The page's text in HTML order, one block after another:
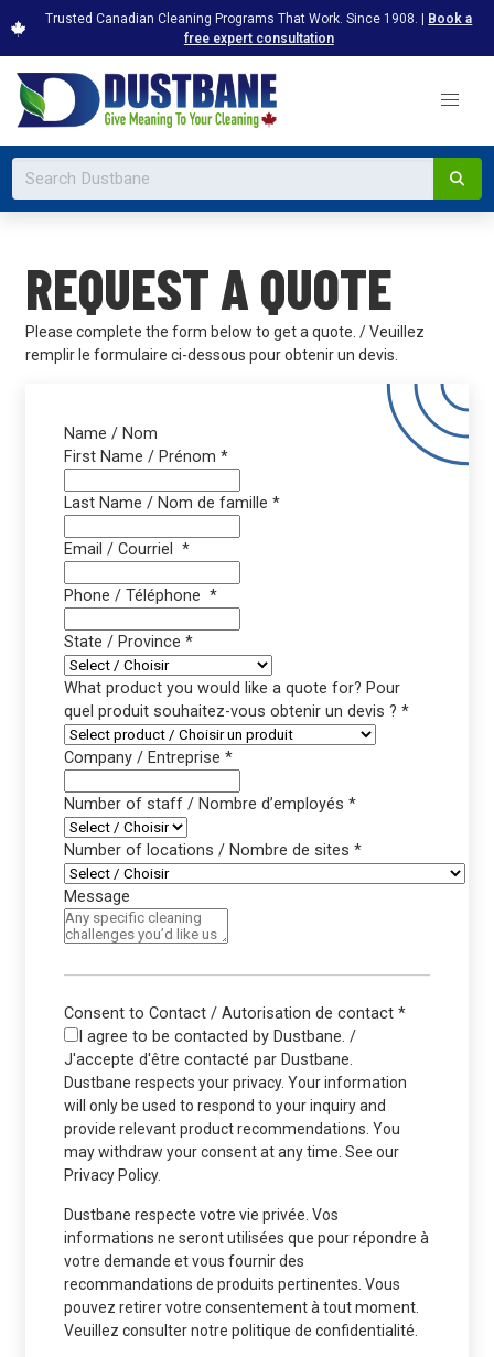
Trusted Canadian Cleaning Programs That Work. Since 1908. | Book a
free expert consultation
REQUEST A QUOTE
Please complete the form below to get a quote. / Veuillez
remplir le formulaire ci-dessous pour obtenir un devis.
Name / Nom
First Name / Prénom *
Last Name / Nom de famille *
Email / Courriel *
Phone / Téléphone *
State / Province *
What product you would like a quote for? Pour
quel produit souhaitez-vous obtenir un devis ? *
Company / Entreprise *
Number of staff / Nombre d’employés *
Number of locations / Nombre de sites *
Message
Consent to Contact / Autorisation de contact *
I agree to be contacted by Dustbane. /
J'accepte d'être contacté par Dustbane.
Dustbane respects your privacy. Your information
will only be used to respond to your inquiry and
provide relevant product recommendations. You
may withdraw your consent at any time. See our
Privacy Policy.
Dustbane respecte votre vie privée. Vos
informations ne seront utilisées que pour répondre à
votre demande et vous fournir des
recommandations de produits pertinentes. Vous
pouvez retirer votre consentement à tout moment.
Veuillez consulter notre politique de confidentialité.